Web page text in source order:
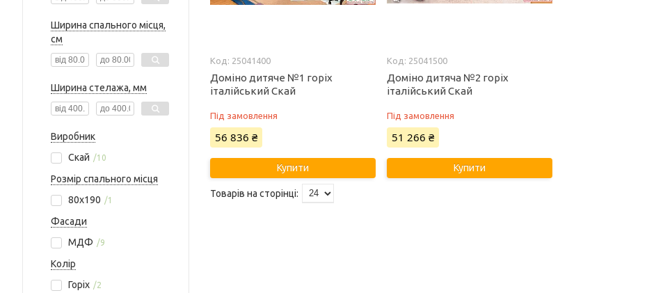
Ширина спального місця,
см
Ширина стелажа, мм
Виробник
Скай
10
Розмір спального місця
80х190
1
Фасади
МДФ
9
Колір
Горіх
2
25041400
Доміно дитяче №1 горіх
італійський Скай
Під замовлення
56 836 ₴
Купити
25041500
Доміно дитяча №2 горіх
італійський Скай
Під замовлення
51 266 ₴
Купити